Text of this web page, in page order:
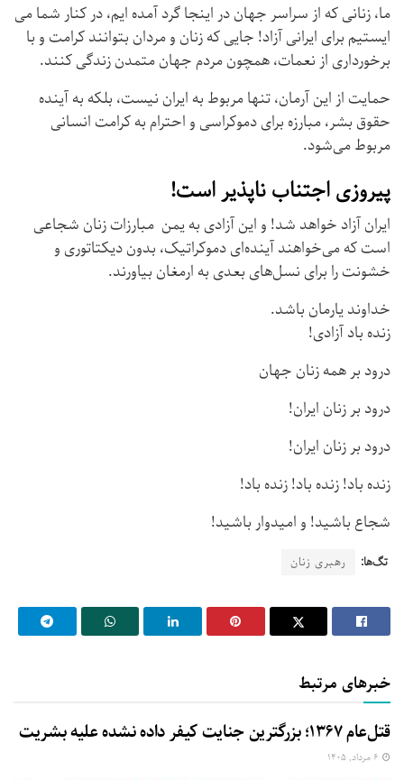
ما، زنانی که از سراسر جهان در اینجا گرد آمده ایم، در کنار شما می
ایستیم برای ایرانی آزاد! جایی که زنان و مردان بتوانند کرامت و با
برخورداری از نعمات، همچون مردم جهان متمدن زندگی کنند.
حمایت از این آرمان، تنها مربوط به ایران نیست، بلکه به آینده
حقوق بشر، مبارزه برای دموکراسی و احترام به کرامت انسانی
مربوط می‌شود.
پیروزی اجتناب ناپذیر است!
ایران آزاد خواهد شد! و این آزادی به یمن مبارزات زنان شجاعی
است که می‌خواهند آینده‌ای دموکراتیک، بدون دیکتاتوری و
خشونت را برای نسل‌های بعدی به ارمغان بیاورند.
خداوند یارمان باشد.
زنده باد آزادی!
درود بر همه زنان جهان
درود بر زنان ایران!
درود بر زنان ایران!
زنده باد!‌ زنده باد! زنده باد!
شجاع باشید! و امیدوار باشید!
تگ‌ها: رهبری زنان
خبرهای مرتبط
قتل‌عام ۱۳۶۷؛ بزرگترین جنایت کیفر داده نشده علیه بشریت